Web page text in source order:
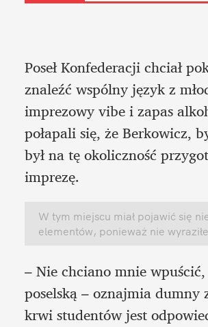
Poseł Konfederacji chciał
znaleźć wspólny język z
imprezowy vibe i zapas
połapali się, że Berkowicz,
był na tę okoliczność
imprezę.
W tym miejscu miał pojawić się
elementów, ponieważ nie
– Nie chciano mnie
poselską – oznajmia
krwi studentów jest